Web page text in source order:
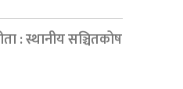
: स्थानीय सञ्चितकोष